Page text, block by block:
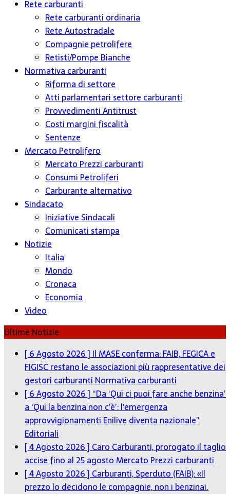
Rete carburanti
Rete carburanti ordinaria
Rete Autostradale
Compagnie petrolifere
Retisti/Pompe Bianche
Normativa carburanti
Riforma di settore
Atti parlamentari settore carburanti
Provvedimenti Antitrust
Costi margini fiscalità
Sentenze
Mercato Petrolifero
Mercato Prezzi carburanti
Consumi Petroliferi
Carburante alternativo
Sindacato
Iniziative Sindacali
Comunicati stampa
Notizie
Italia
Mondo
Cronaca
Economia
Video
Ultime Notizie
[ 6 Agosto 2026 ] Il MASE conferma: FAIB, FEGICA e
FIGISC restano le associazioni più rappresentative dei
gestori carburanti Normativa carburanti
[ 6 Agosto 2026 ] “Da ‘Qui ci puoi fare anche benzina’
a ‘Qui la benzina non c’è’: l’emergenza
approvvigionamenti Enilive diventa nazionale”
Editoriali
[ 4 Agosto 2026 ] Caro Carburanti, prorogato il taglio
accise fino al 25 agostoMercato Prezzi carburanti
[ 4 Agosto 2026 ] Carburanti, Sperduto (FAIB): «Il
prezzo lo decidono le compagnie, non i benzinai.